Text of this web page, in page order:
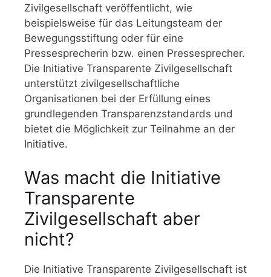
Zivilgesellschaft veröffentlicht, wie
beispielsweise für das Leitungsteam der
Bewegungsstiftung oder für eine
Pressesprecherin bzw. einen Pressesprecher.
Die Initiative Transparente Zivilgesellschaft
unterstützt zivilgesellschaftliche
Organisationen bei der Erfüllung eines
grundlegenden Transparenzstandards und
bietet die Möglichkeit zur Teilnahme an der
Initiative.
Was macht die Initiative
Transparente
Zivilgesellschaft aber
nicht?
Die Initiative Transparente Zivilgesellschaft ist